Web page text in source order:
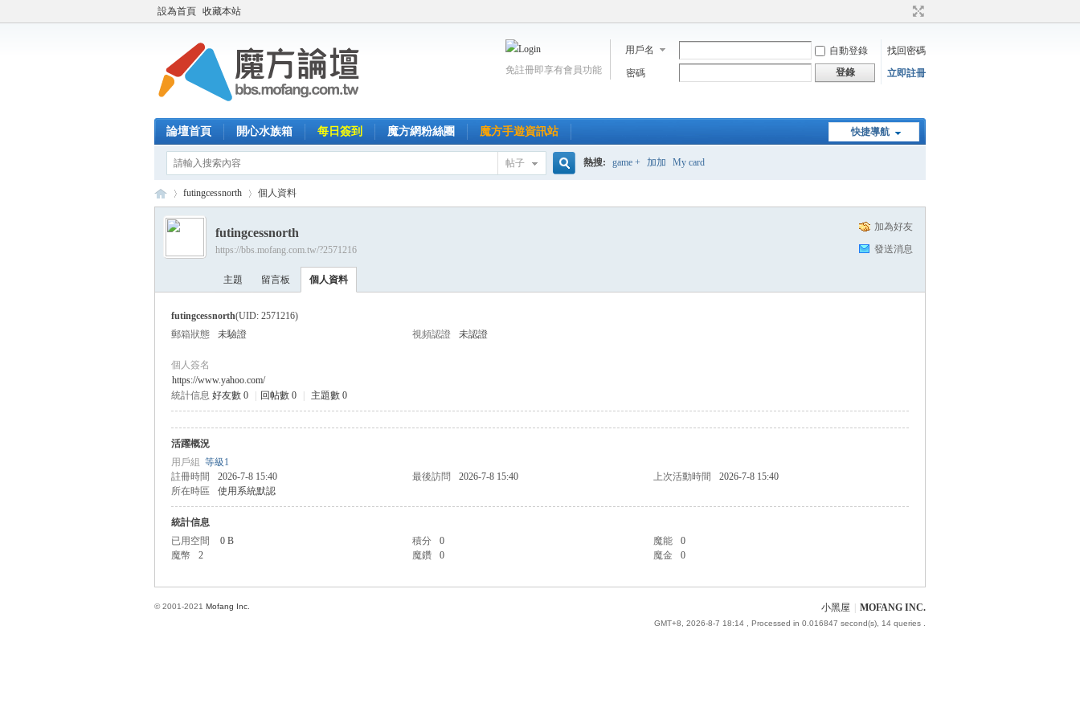
設為首頁 收藏本站
用戶名 自動登錄
找回密碼
密碼
登錄 立即註冊
免註冊即享有會員功能
快捷導航
論壇首頁 開心水族箱 每日簽到 魔方網粉絲團 魔方手遊資訊站
帖子 熱搜: game + 加加 My card
›
futingcessnorth 個人資料
加為好友
發送消息
futingcessnorth
https://bbs.mofang.com.tw/?2571216
主題 留言板 個人資料
futingcessnorth(UID: 2571216)
郵箱狀態
未驗證 視頻認證 未認證
個人簽名
https://www.yahoo.com/
統計信息 好友數 0 回帖數 0 主題數 0
活躍概況
用戶組 等級1
註冊時間
2026-7-8 15:40 最後訪問 2026-7-8 15:40 上次活動時間
2026-7-8 15:40
所在時區
使用系統默認
統計信息
已用空間
0 B 積分 0 魔能
0
魔幣
2 魔鑽 0 魔金 0
小黑屋 MOFANG INC.
GMT+8, 2026-8-7 18:14 , Processed in 0.016847 second(s), 14 queries .
© 2001-2021 Mofang Inc.